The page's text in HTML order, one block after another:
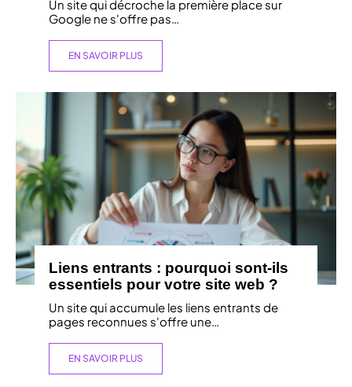
Un site qui décroche la première place sur
Google ne s'offre pas…
EN SAVOIR PLUS
Liens entrants : pourquoi sont-ils
essentiels pour votre site web ?
Un site qui accumule les liens entrants de
pages reconnues s'offre une…
EN SAVOIR PLUS